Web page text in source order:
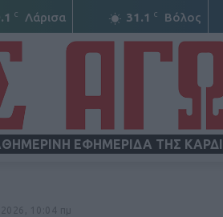
C Λάρισα 31.1 C Βόλος
ΕΦΗΜΕΡΙΔΑ ΤΗΣ